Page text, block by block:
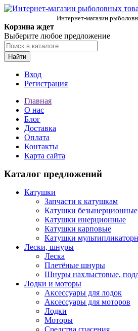
Интернет-магазин
Корзина ждет
Выберите любое предложение
Найти
Вход
Регистрация
Главная
О нас
Блог
Доставка
Оплата
Контакты
Карта сайта
Каталог предложений
Катушки
Запчасти к катушкам
Катушки безынерционные
Катушки инерционные
Катушки карповые
Катушки
Лески, шнуры
Леска
Плетёные шнуры
Шнуры нахлыстовые,
Лодки и моторы
Аксессуары для лодок
Аксессуары для моторов
Лодки
Моторы
Средства спасения